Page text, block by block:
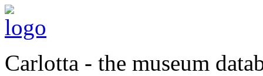
Carlotta - the museum